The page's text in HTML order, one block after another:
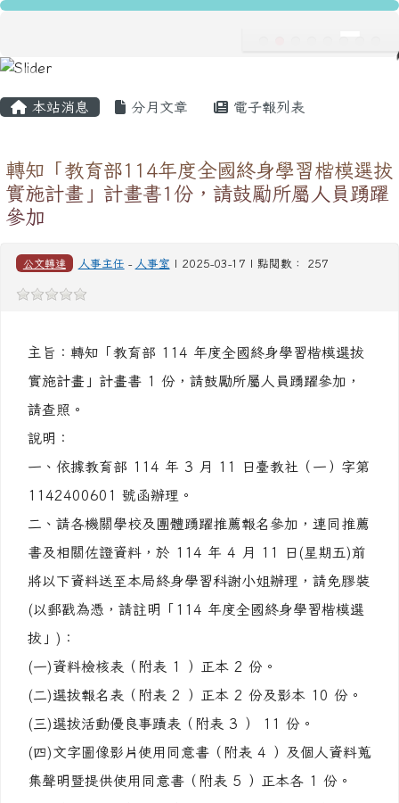
跳至主內容區
龍安國民小學
本站消息 分月文章 電子報列表
轉知「教育部114年度全國終身學習楷模選拔
實施計畫」計畫書1份，請鼓勵所屬人員踴躍
參加
公文轉達 人事主任 - 人事室 | 2025-03-17 | 點閱數： 257
主旨：轉知「教育部 114 年度全國終身學習楷模選拔
實施計畫」計畫書 1 份，請鼓勵所屬人員踴躍參加，
請查照。
說明：
一、依據教育部 114 年 3 月 11 日臺教社（一）字第
1142400601 號函辦理。
二、請各機關學校及團體踴躍推薦報名參加，連同推薦
書及相關佐證資料，於 114 年 4 月 11 日(星期五)前
將以下資料送至本局終身學習科謝小姐辦理，請免膠裝
(以郵戳為憑，請註明「114 年度全國終身學習楷模選
拔」)：
(一)資料檢核表（附表 1 ）正本 2 份。
(二)選拔報名表（附表 2 ）正本 2 份及影本 10 份。
(三)選拔活動優良事蹟表（附表 3 ） 11 份。
(四)文字圖像影片使用同意書（附表 4 ）及個人資料蒐
集聲明暨提供使用同意書（附表 5 ）正本各 1 份。